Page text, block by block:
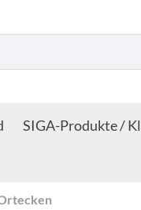
SIGA-Produkte /